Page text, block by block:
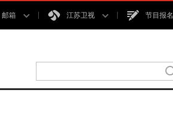
邮箱 江苏卫视 节目报名